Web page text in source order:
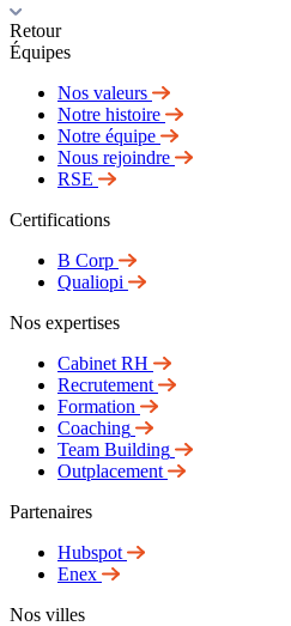
Retour
Équipes
Nos valeurs
Notre histoire
Notre équipe
Nous rejoindre
RSE
Certifications
B Corp
Qualiopi
Nos expertises
Cabinet RH
Recrutement
Formation
Coaching
Team Building
Outplacement
Partenaires
Hubspot
Enex
Nos villes